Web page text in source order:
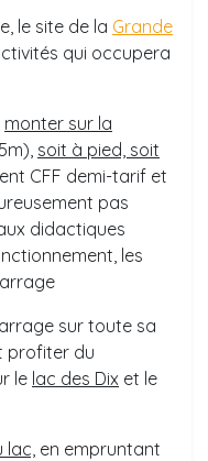
le site de la Grande
qui occupera
monter sur la
soit à pied, soit
CFF demi-tarif et
pas
didactiques
les
sur toute sa
profiter du
le lac des Dix et le
lac, en empruntant